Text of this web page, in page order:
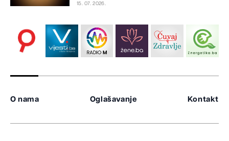
15. 07. 2026.
O nama Oglašavanje Kontakt